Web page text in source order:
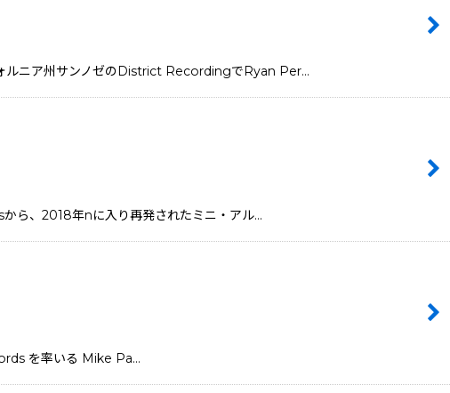
ルニア州サンノゼのDistrict RecordingでRyan Per…
ら、2018年nに入り再発されたミニ・アル…
を率いる Mike Pa…